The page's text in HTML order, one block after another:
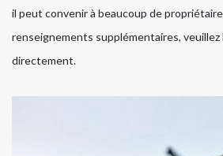
il peut convenir à beaucoup de
renseignements supplémentaires,
directement.